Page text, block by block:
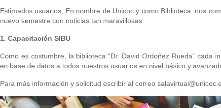
Estimados usuarios, En nombre de Unicoc y como Biblioteca, nos
nuevo semestre con noticias tan maravillosas:
1. Capacitación SIBU
Como es costumbre, la biblioteca “Dr. David Ordoñez Rueda” cada
en base de datos a todos nuestros usuarios en nivel básico y
Para más información y solicitud escribir al correo